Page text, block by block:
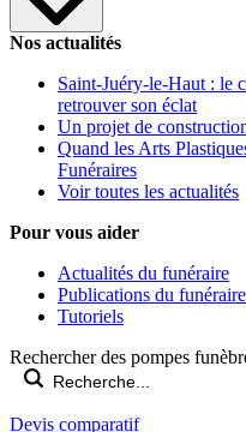
Nos actualités
Saint-Juéry-le-Haut : le
retrouver son éclat
Un projet de
Quand les Arts
Funéraires
Voir toutes les actualités
Pour vous aider
Actualités du funéraire
Publications du funéraire
Tutoriels
Rechercher des pompes
Devis comparatif